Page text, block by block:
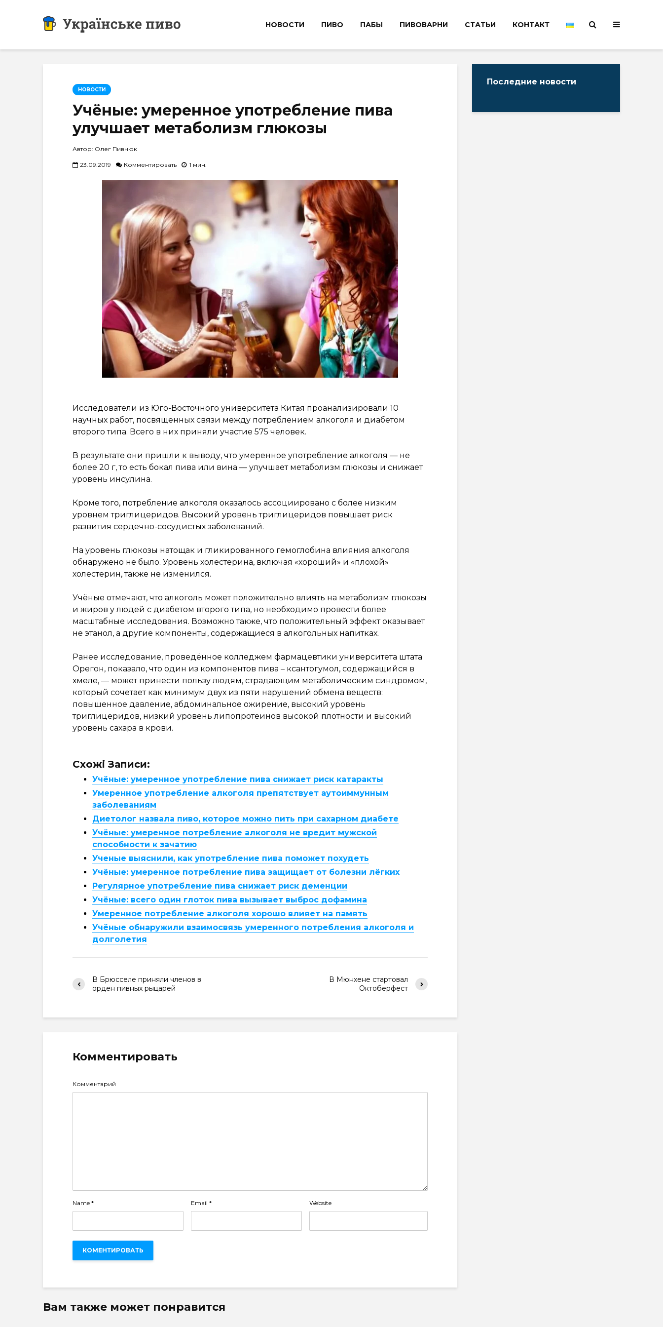
НОВОСТИ ПИВО ПАБЫ ПИВОВАРНИ СТАТЬИ КОНТАКТ
НОВОСТИ
Учёные: умеренное употребление пива
улучшает метаболизм глюкозы
Автор: Олег Пивнюк
23.09.2019 Комментировать 1 мин.
Исследователи из Юго-Восточного университета Китая проанализировали 10
научных работ, посвященных связи между потреблением алкоголя и диабетом
второго типа. Всего в них приняли участие 575 человек.
В результате они пришли к выводу, что умеренное употребление алкоголя — не
более 20 г, то есть бокал пива или вина — улучшает метаболизм глюкозы и снижает
уровень инсулина.
Кроме того, потребление алкоголя оказалось ассоциировано с более низким
уровнем триглицеридов. Высокий уровень триглицеридов повышает риск
развития сердечно-сосудистых заболеваний.
На уровень глюкозы натощак и гликированного гемоглобина влияния алкоголя
обнаружено не было. Уровень холестерина, включая «хороший» и «плохой»
холестерин, также не изменился.
Учёные отмечают, что алкоголь может положительно влиять на метаболизм глюкозы
и жиров у людей с диабетом второго типа, но необходимо провести более
масштабные исследования. Возможно также, что положительный эффект оказывает
не этанол, а другие компоненты, содержащиеся в алкогольных напитках.
Ранее исследование, проведённое колледжем фармацевтики университета штата
Орегон, показало, что один из компонентов пива – ксантогумол, содержащийся в
хмеле, — может принести пользу людям, страдающим метаболическим синдромом,
который сочетает как минимум двух из пяти нарушений обмена веществ:
повышенное давление, абдоминальное ожирение, высокий уровень
триглицеридов, низкий уровень липопротеинов высокой плотности и высокий
уровень сахара в крови.
Схожі Записи:
Учёные: умеренное употребление пива снижает риск катаракты
Умеренное употребление алкоголя препятствует аутоиммунным
заболеваниям
Диетолог назвала пиво, которое можно пить при сахарном диабете
Учёные: умеренное потребление алкоголя не вредит мужской
способности к зачатию
Ученые выяснили, как употребление пива поможет похудеть
Учёные: умеренное потребление пива защищает от болезни лёгких
Регулярное употребление пива снижает риск деменции
Учёные: всего один глоток пива вызывает выброс дофамина
Умеренное потребление алкоголя хорошо влияет на память
Учёные обнаружили взаимосвязь умеренного потребления алкоголя и
долголетия
В Брюсселе приняли членов в
орден пивных рыцарей
В Мюнхене стартовал
Октоберфест
Комментировать
Комментарий
Name * Email * Website
Вам также может понравится
Последние новости